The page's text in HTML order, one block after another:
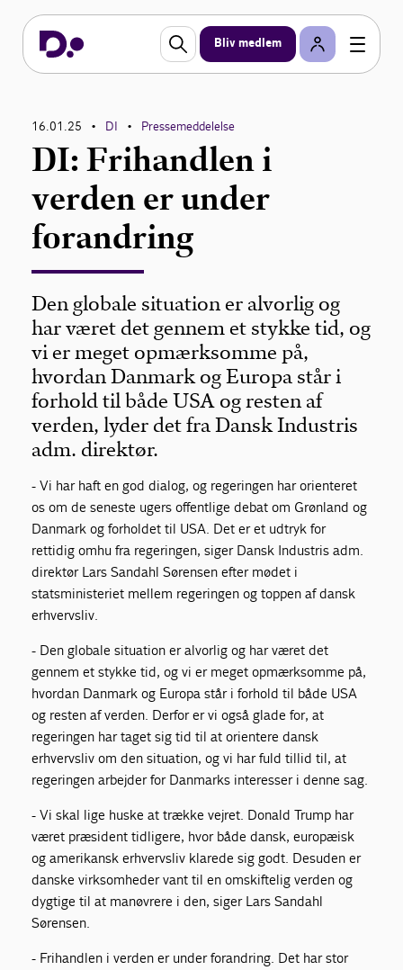
Bliv medlem
16.01.25 • DI • Pressemeddelelse
DI: Frihandlen i
verden er under
forandring
Den globale situation er alvorlig og
har været det gennem et stykke tid, og
vi er meget opmærksomme på,
hvordan Danmark og Europa står i
forhold til både USA og resten af
verden, lyder det fra Dansk Industris
adm. direktør.
- Vi har haft en god dialog, og regeringen har orienteret
os om de seneste ugers offentlige debat om Grønland og
Danmark og forholdet til USA. Det er et udtryk for
rettidig omhu fra regeringen, siger Dansk Industris adm.
direktør Lars Sandahl Sørensen efter mødet i
statsministeriet mellem regeringen og toppen af dansk
erhvervsliv.
- Den globale situation er alvorlig og har været det
gennem et stykke tid, og vi er meget opmærksomme på,
hvordan Danmark og Europa står i forhold til både USA
og resten af verden. Derfor er vi også glade for, at
regeringen har taget sig tid til at orientere dansk
erhvervsliv om den situation, og vi har fuld tillid til, at
regeringen arbejder for Danmarks interesser i denne sag.
- Vi skal lige huske at trække vejret. Donald Trump har
været præsident tidligere, hvor både dansk, europæisk
og amerikansk erhvervsliv klarede sig godt. Desuden er
danske virksomheder vant til en omskiftelig verden og
dygtige til at manøvrere i den, siger Lars Sandahl
Sørensen.
- Frihandlen i verden er under forandring. Det har stor